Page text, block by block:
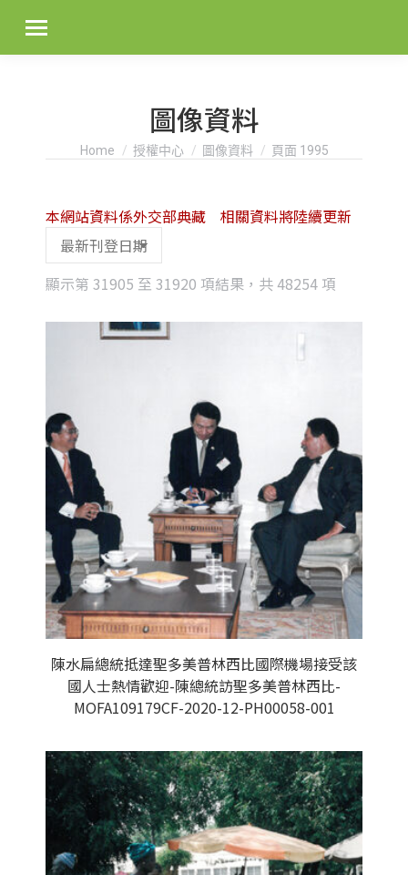
圖像資料
You are here:
Home 授權中心 圖像資料 頁面 1995
顯示第 31905 至 31920 項結果，共 48254 項
latest
本網站資料係外交部典藏 相關資料將陸續更新
陳水扁總統抵達聖多美普林西比國際機場接受該
國人士熱情歡迎-陳總統訪聖多美普林西比-
MOFA109179CF-2020-12-PH00058-001